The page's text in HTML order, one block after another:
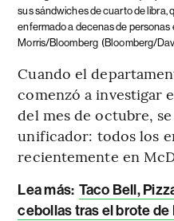
sus sándwiches de cuarto de libra,
enfermado a decenas de personas
Morris/Bloomberg (Bloomberg/
Cuando el
comenzó a investigar
del mes de octubre,
unificador: todos los
recientemente en
Lea más: Taco Bell,
cebollas tras el brote de